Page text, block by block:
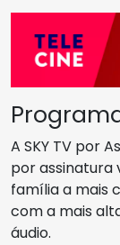
A SKY TV por
por assinatura
família a mais
com a mais
áudio.